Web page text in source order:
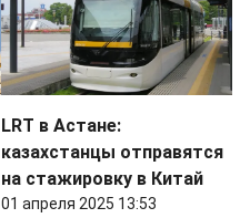
LRT в Астане:
казахстанцы отправятся
на стажировку в Китай
01 апреля 2025 13:53